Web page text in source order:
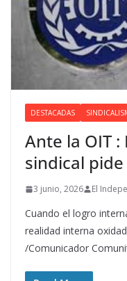
DESTACADAS
Ante la OIT
sindical
3 junio, 2026 El
Cuando el logro
realidad interna
/Comunicador